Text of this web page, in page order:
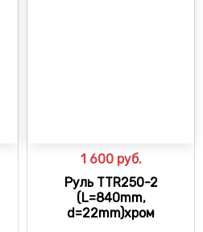
1 600 руб.
Руль TTR250-2
(L=840mm,
d=22mm)хром